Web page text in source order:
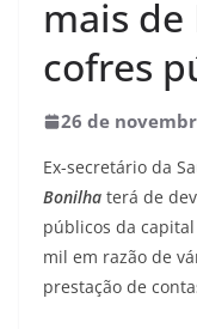
mais de
cofres
26 de
Ex-secretário da
Bonilha terá de
públicos da
mil em razão de
prestação de